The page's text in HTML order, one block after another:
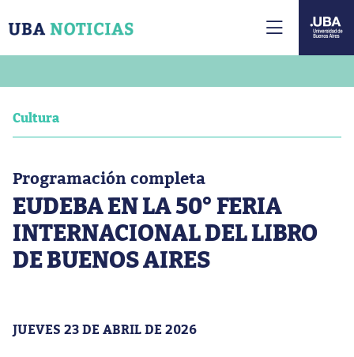
Cultura
Programación completa
EUDEBA EN LA 50° FERIA
INTERNACIONAL DEL LIBRO
DE BUENOS AIRES
JUEVES 23 DE ABRIL DE 2026